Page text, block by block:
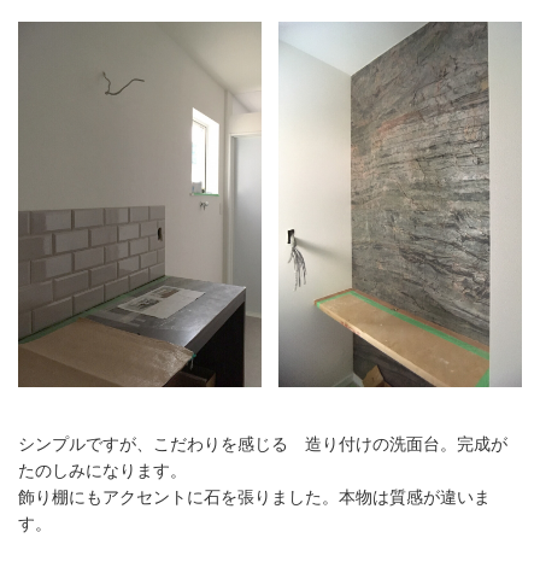
シンプルですが、こだわりを感じる 造り付けの洗面台。完成が
たのしみになります。
飾り棚にもアクセントに石を張りました。本物は質感が違いま
す。